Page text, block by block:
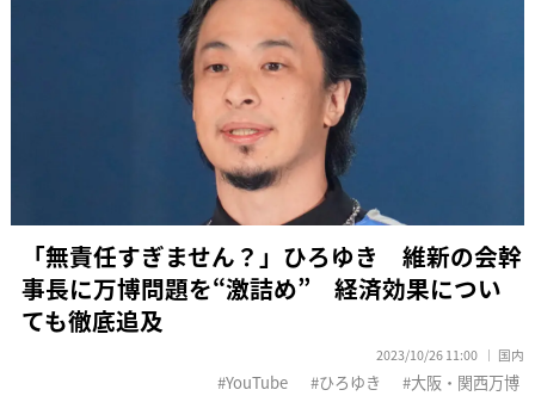
「無責任すぎません？」ひろゆき 維新の会幹
事長に万博問題を“激詰め” 経済効果につい
ても徹底追及
2023/10/26 11:00 国内
YouTube ひろゆき 大阪・関西万博